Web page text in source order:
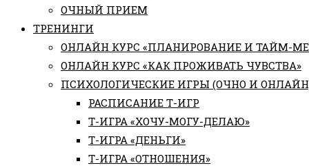
ОЧНЫЙ ПРИЕМ
ТРЕНИНГИ
ОНЛАЙН КУРС «ПЛАНИРОВАНИЕ И ТАЙМ-
ОНЛАЙН КУРС «КАК ПРОЖИВАТЬ ЧУВСТВА»
ПСИХОЛОГИЧЕСКИЕ ИГРЫ (ОЧНО И
РАСПИСАНИЕ Т-ИГР
Т-ИГРА «ХОЧУ-МОГУ-ДЕЛАЮ»
Т-ИГРА «ДЕНЬГИ»
Т-ИГРА «ОТНОШЕНИЯ»